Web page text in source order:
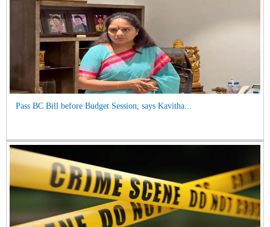
Pass BC Bill before Budget Session, says Kavitha...